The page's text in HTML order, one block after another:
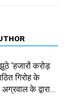
‘हजारों करोड़
गिरोह के
के द्वारा...